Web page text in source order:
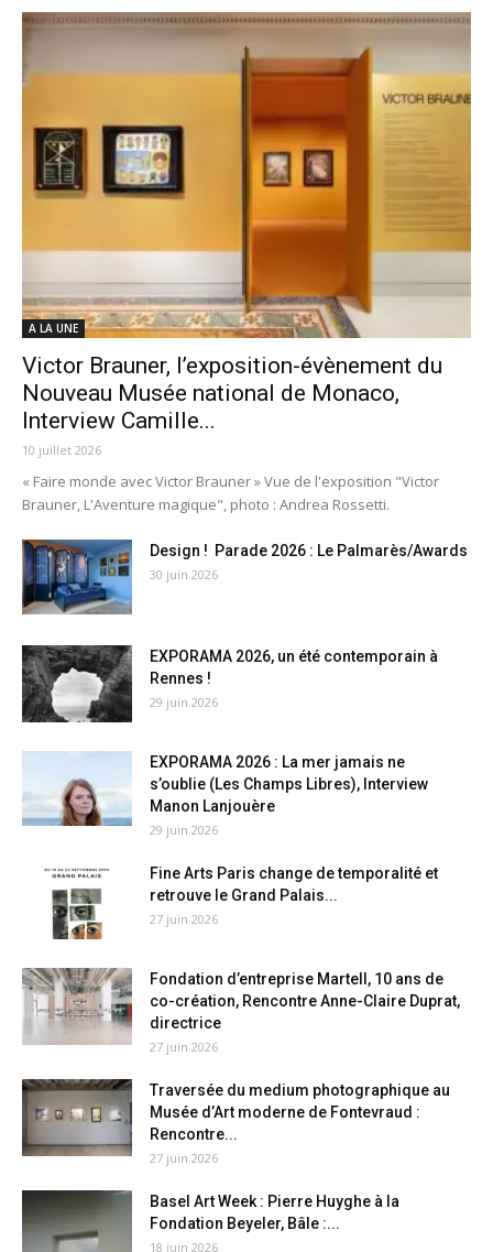
A LA UNE
Victor Brauner, l’exposition-évènement du
Nouveau Musée national de Monaco,
Interview Camille...
10 juillet 2026
« Faire monde avec Victor Brauner » Vue de l'exposition "Victor
Brauner, L'Aventure magique", photo : Andrea Rossetti.
Design ! Parade 2026 : Le Palmarès/Awards
30 juin 2026
EXPORAMA 2026, un été contemporain à
Rennes !
29 juin 2026
EXPORAMA 2026 : La mer jamais ne
s’oublie (Les Champs Libres), Interview
Manon Lanjouère
29 juin 2026
Fine Arts Paris change de temporalité et
retrouve le Grand Palais...
27 juin 2026
Fondation d’entreprise Martell, 10 ans de
co-création, Rencontre Anne-Claire Duprat,
directrice
27 juin 2026
Traversée du medium photographique au
Musée d’Art moderne de Fontevraud :
Rencontre...
27 juin 2026
Basel Art Week : Pierre Huyghe à la
Fondation Beyeler, Bâle :...
18 juin 2026